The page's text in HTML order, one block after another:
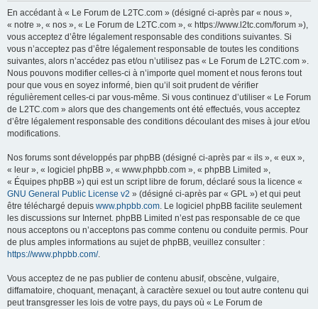
En accédant à « Le Forum de L2TC.com » (désigné ci-après par « nous »,
« notre », « nos », « Le Forum de L2TC.com », « https://www.l2tc.com/forum »),
vous acceptez d’être légalement responsable des conditions suivantes. Si
vous n’acceptez pas d’être légalement responsable de toutes les conditions
suivantes, alors n’accédez pas et/ou n’utilisez pas « Le Forum de L2TC.com ».
Nous pouvons modifier celles-ci à n’importe quel moment et nous ferons tout
pour que vous en soyez informé, bien qu’il soit prudent de vérifier
régulièrement celles-ci par vous-même. Si vous continuez d’utiliser « Le Forum
de L2TC.com » alors que des changements ont été effectués, vous acceptez
d’être légalement responsable des conditions découlant des mises à jour et/ou
modifications.
Nos forums sont développés par phpBB (désigné ci-après par « ils », « eux »,
« leur », « logiciel phpBB », « www.phpbb.com », « phpBB Limited »,
« Équipes phpBB ») qui est un script libre de forum, déclaré sous la licence «
GNU General Public License v2 » (désigné ci-après par « GPL ») et qui peut
être téléchargé depuis www.phpbb.com. Le logiciel phpBB facilite seulement
les discussions sur Internet. phpBB Limited n’est pas responsable de ce que
nous acceptons ou n’acceptons pas comme contenu ou conduite permis. Pour
de plus amples informations au sujet de phpBB, veuillez consulter :
https://www.phpbb.com/.
Vous acceptez de ne pas publier de contenu abusif, obscène, vulgaire,
diffamatoire, choquant, menaçant, à caractère sexuel ou tout autre contenu qui
peut transgresser les lois de votre pays, du pays où « Le Forum de